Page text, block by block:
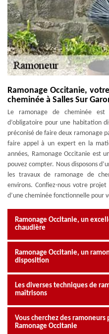
Ramonage Occitanie,
cheminée à Salles Sur
Le ramonage de cheminée
d’obligatoire pour une habitation
préconisé de faire deux ramonage
faire appel à un expert en la
années, Ramonage Occitanie est
pouvez compter. Nous disposons
les travaux de ramonage de
environs. Confiez-nous votre
d’une cheminée fonctionnelle pour
Ramonage Occitanie, un
chaudière
Ramonage Occitanie, un
disposition
Les diverses techniques de
maîtrisons
Vous cherchez des ramoneurs
Ramonage Occitanie